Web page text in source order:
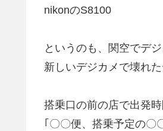
nikonのS8100
というのも、関空でデ
新しいデジカメで壊れ
搭乗口の前の店で出発
｢〇〇便、搭乗予定の〇